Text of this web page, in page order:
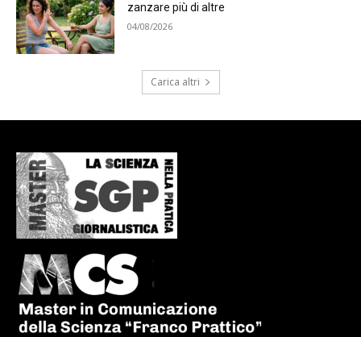
zanzare più di altre
04/08/2026
Carica altri